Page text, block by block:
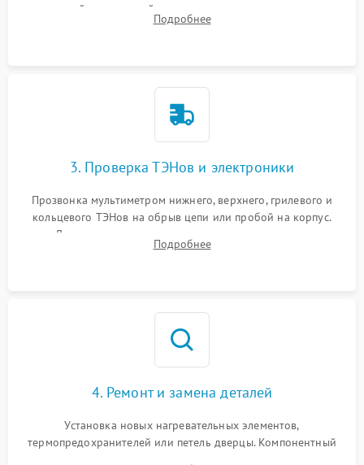
задней или верхней панели для прямого доступа к
нагревательным элементам, плате и вентиляторам.
Подробнее
3. Проверка ТЭНов и электроники
Прозвонка мультиметром нижнего, верхнего, грилевого и
кольцевого ТЭНов на обрыв цепи или пробой на корпус.
Диагностика термостата, датчиков температуры,
переключателя режимов и мотора конвекции.
Подробнее
4. Ремонт и замена деталей
Установка новых нагревательных элементов,
термопредохранителей или петель дверцы. Компонентный